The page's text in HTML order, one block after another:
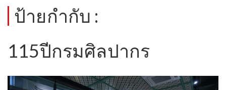
ป้ายกำกับ :
115ปีกรมศิลปากร